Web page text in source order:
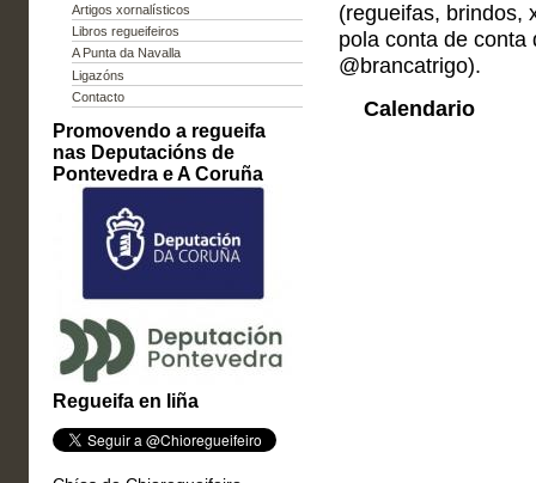
Artigos xornalísticos
Libros regueifeiros
A Punta da Navalla
Ligazóns
Contacto
Promovendo a regueifa
nas Deputacións de
Pontevedra e A Coruña
Regueifa en liña
(regueifas, brindos,
pola conta de conta
@brancatrigo).
Calendario